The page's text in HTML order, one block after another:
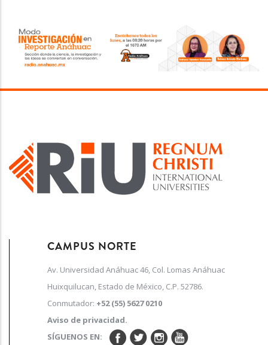
CAMPUS NORTE
Av. Universidad Anáhuac 46, Col. Lomas Anáhuac
Huixquilucan, Estado de México, C.P. 52786.
Conmutador: +52 (55) 5627 0210
Aviso de privacidad.
SÍGUENOS EN: